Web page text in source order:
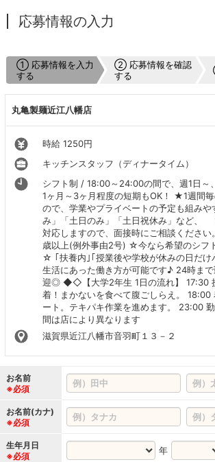
応募情報の入力
① 応募情報を入力
する
② 応募情報を確認
する
丸亀製麺近江八幡店
時給 1250円
キッチンスタッフ（ディナータイム）
シフト制 / 18:00～24:00の間で、週1日～
1ヶ月～3ヶ月程度の短期もOK！ ★1週間
ので、学業やプライベートの予定も組み
み」「土日のみ」「土日祝休み」など、
対応しますので、面接時にご相談くださ
歳以上(例外事由2号) ☆今なら希望のシフ
☆ ｢扶養内｣｢授業後や学校が休みの日だけ
生活にあった働き方が可能です♪ 24時ま
迎◎ ◆◇【大学2年生 1日の流れ】 17:30
着！まかないを食べて腹ごしらえ。 18:00
ート。テキパキ作業を進めます。 23:00
間は店により異なります
滋賀県近江八幡市音羽町１３－２
お名前
※必須
お名前(カナ)
※必須
生年月日
※必須
年